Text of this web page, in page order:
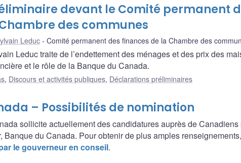
devant le Comité permanent
des communes
Leduc Comité permanent des finances de la Chambre des
Leduc traite de l’endettement des ménages et des prix des
et le rôle de la Banque du Canada.
, Discours et activités publiques, Déclarations préliminaires
– Possibilités de nomination
sollicite actuellement des candidatures auprès de
Banque du Canada. Pour obtenir de plus amples
le gouverneur en conseil.